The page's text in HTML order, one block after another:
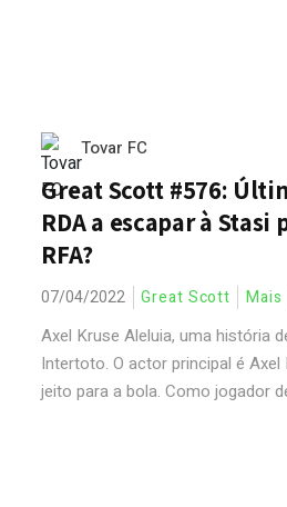
Tovar FC
Great Scott #576:
RDA a escapar à Stasi
RFA?
07/04/2022 Great Scott Mais
Axel Kruse Aleluia, uma história
Intertoto. O actor principal é
jeito para a bola. Como jogador